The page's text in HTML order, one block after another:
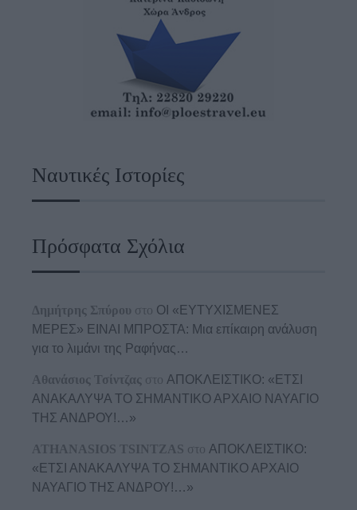
Ναυτικές Ιστορίες
Πρόσφατα Σχόλια
Δημήτρης Σπύρου στο ΟΙ «ΕΥΤΥΧΙΣΜΕΝΕΣ
ΜΕΡΕΣ» ΕΙΝΑΙ ΜΠΡΟΣΤΑ: Μια επίκαιρη ανάλυση
για το λιμάνι της Ραφήνας…
Αθανάσιος Τσίντζας στο ΑΠΟΚΛΕΙΣΤΙΚΟ: «ΕΤΣΙ
ΑΝΑΚΑΛΥΨΑ ΤΟ ΣΗΜΑΝΤΙΚΟ ΑΡΧΑΙΟ ΝΑΥΑΓΙΟ
ΤΗΣ ΑΝΔΡΟΥ!…»
ATHANASIOS TSINTZAS στο ΑΠΟΚΛΕΙΣΤΙΚΟ:
«ΕΤΣΙ ΑΝΑΚΑΛΥΨΑ ΤΟ ΣΗΜΑΝΤΙΚΟ ΑΡΧΑΙΟ
ΝΑΥΑΓΙΟ ΤΗΣ ΑΝΔΡΟΥ!…»